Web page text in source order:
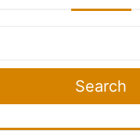
Search